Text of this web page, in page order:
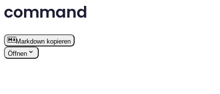
command
Markdown kopieren
Öffnen